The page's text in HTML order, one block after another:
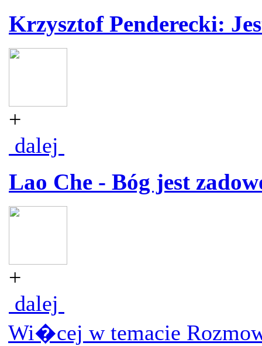
Krzysztof Penderecki:
+
dalej
Lao Che - Bóg jest
+
dalej
Wi�cej w temacie